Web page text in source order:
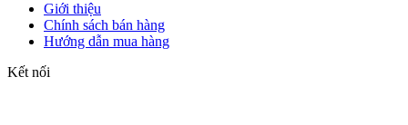
Giới thiệu
Chính sách bán hàng
Hướng dẫn mua hàng
Kết nối